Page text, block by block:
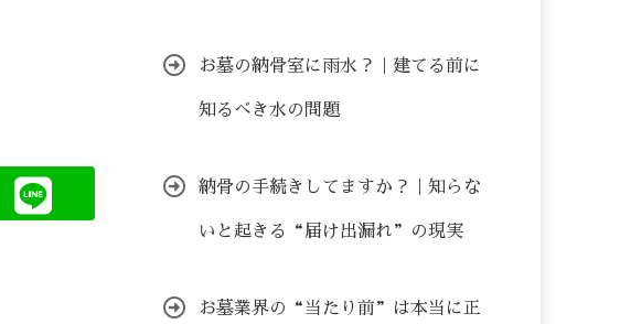
お墓の納骨室に雨水？｜建てる前に
知るべき水の問題
納骨の手続きしてますか？｜知らな
いと起きる“届け出漏れ”の現実
お墓業界の“当たり前”は本当に正